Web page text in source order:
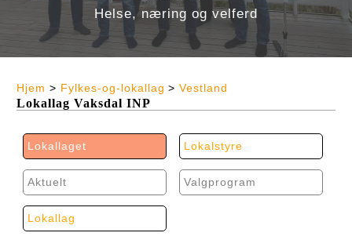
Helse, næring og velferd
Hjem > Fylkes-og-lokallag >Vestland
Lokallag Vaksdal INP
Lokallaget Lokalstyre
Aktuelt Valgprogram
Lokallag